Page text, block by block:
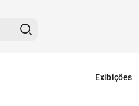
Exibições